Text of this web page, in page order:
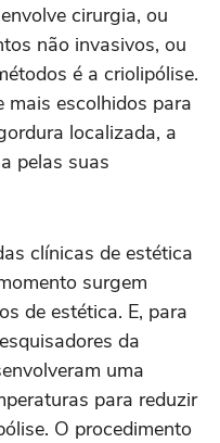
cirurgia, ou
não invasivos, ou
é a criolipólise.
mais escolhidos para
localizada, a
pelas suas
clínicas de estética
surgem
de estética. E, para
da
uma
para reduzir
O procedimento